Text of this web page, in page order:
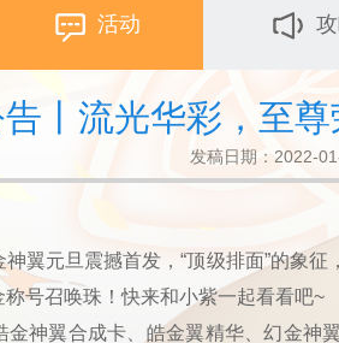
活动
丨流光华彩，至
发稿日期：2022-
翼元旦震撼首发，“顶级排面”的象征
号召唤珠！快来和小紫一起看看吧~
金神翼合成卡、皓金翼精华、幻金神